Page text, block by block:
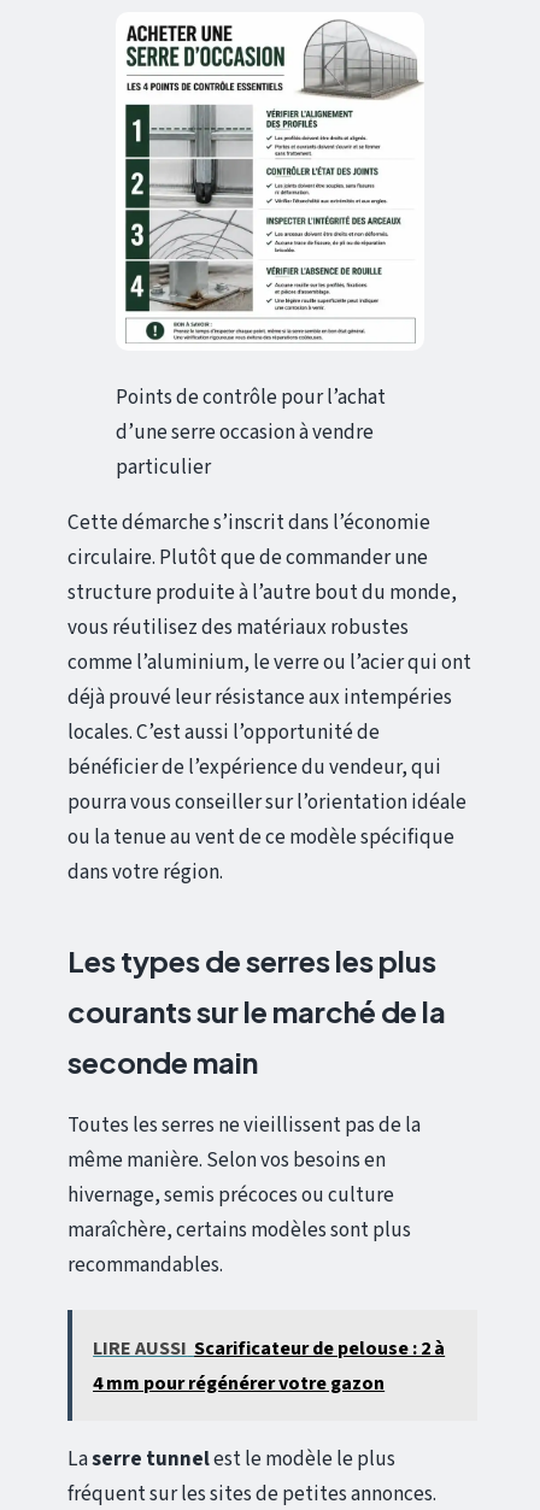
Points de contrôle pour l’achat
d’une serre occasion à vendre
particulier
Cette démarche s’inscrit dans l’économie
circulaire. Plutôt que de commander une
structure produite à l’autre bout du monde,
vous réutilisez des matériaux robustes
comme l’aluminium, le verre ou l’acier qui ont
déjà prouvé leur résistance aux intempéries
locales. C’est aussi l’opportunité de
bénéficier de l’expérience du vendeur, qui
pourra vous conseiller sur l’orientation idéale
ou la tenue au vent de ce modèle spécifique
dans votre région.
Les types de serres les plus
courants sur le marché de la
seconde main
Toutes les serres ne vieillissent pas de la
même manière. Selon vos besoins en
hivernage, semis précoces ou culture
maraîchère, certains modèles sont plus
recommandables.
LIRE AUSSI Scarificateur de pelouse : 2 à
4 mm pour régénérer votre gazon
Laserre tunnelest le modèle le plus
fréquent sur les sites de petites annonces.